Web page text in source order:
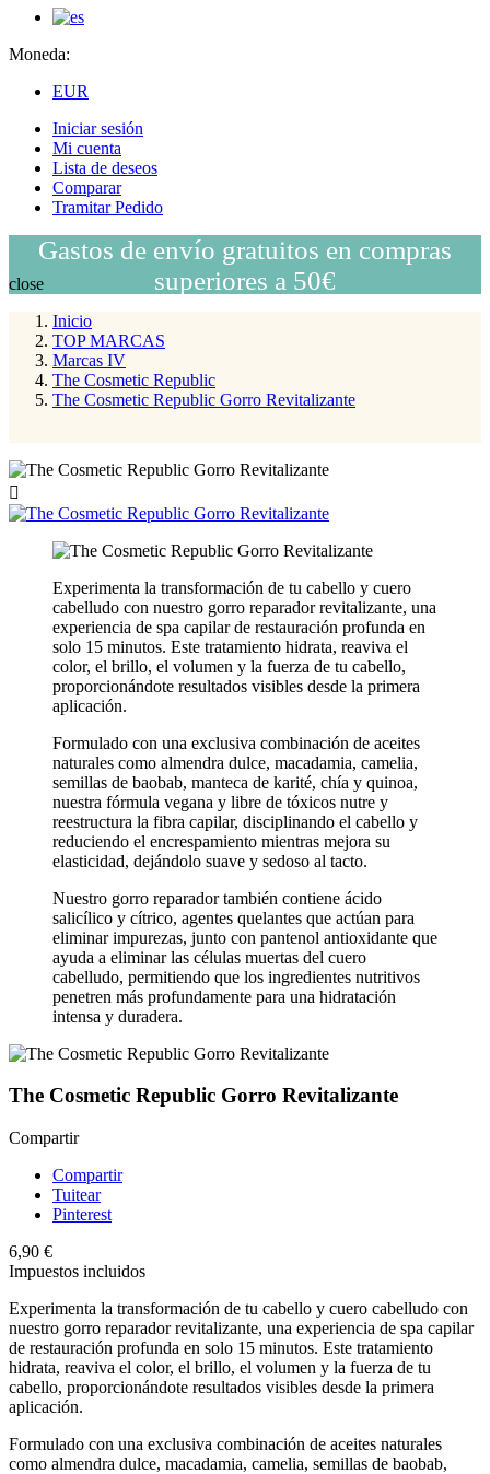
Moneda:
EUR
Iniciar sesión
Mi cuenta
Lista de deseos
Comparar
Tramitar Pedido
Gastos de envío gratuitos en compras
superiores a 50€
close
Inicio
TOP MARCAS
Marcas IV
The Cosmetic Republic
The Cosmetic Republic Gorro Revitalizante

Experimenta la transformación de tu cabello y cuero
cabelludo con nuestro gorro reparador revitalizante, una
experiencia de spa capilar de restauración profunda en
solo 15 minutos. Este tratamiento hidrata, reaviva el
color, el brillo, el volumen y la fuerza de tu cabello,
proporcionándote resultados visibles desde la primera
aplicación.
Formulado con una exclusiva combinación de aceites
naturales como almendra dulce, macadamia, camelia,
semillas de baobab, manteca de karité, chía y quinoa,
nuestra fórmula vegana y libre de tóxicos nutre y
reestructura la fibra capilar, disciplinando el cabello y
reduciendo el encrespamiento mientras mejora su
elasticidad, dejándolo suave y sedoso al tacto.
Nuestro gorro reparador también contiene ácido
salicílico y cítrico, agentes quelantes que actúan para
eliminar impurezas, junto con pantenol antioxidante que
ayuda a eliminar las células muertas del cuero
cabelludo, permitiendo que los ingredientes nutritivos
penetren más profundamente para una hidratación
intensa y duradera.
The Cosmetic Republic Gorro Revitalizante
Compartir
Compartir
Tuitear
Pinterest
6,90 €
Impuestos incluidos
Experimenta la transformación de tu cabello y cuero cabelludo con
nuestro gorro reparador revitalizante, una experiencia de spa capilar
de restauración profunda en solo 15 minutos. Este tratamiento
hidrata, reaviva el color, el brillo, el volumen y la fuerza de tu
cabello, proporcionándote resultados visibles desde la primera
aplicación.
Formulado con una exclusiva combinación de aceites naturales
como almendra dulce, macadamia, camelia, semillas de baobab,